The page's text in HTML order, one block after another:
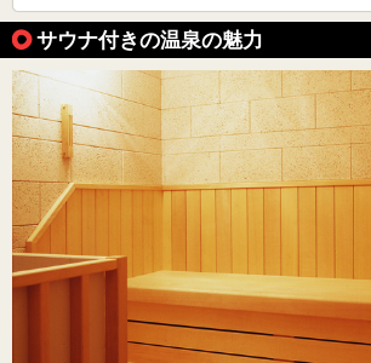
サウナ付きの温泉の魅力